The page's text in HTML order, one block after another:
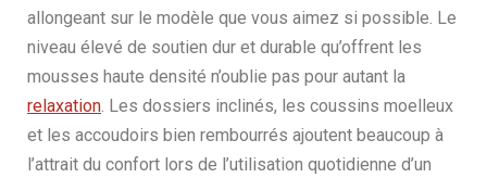
allongeant sur le modèle que vous aimez si possible. Le
niveau élevé de soutien dur et durable qu’offrent les
mousses haute densité n’oublie pas pour autant la
relaxation. Les dossiers inclinés, les coussins moelleux
et les accoudoirs bien rembourrés ajoutent beaucoup à
l’attrait du confort lors de l’utilisation quotidienne d’un